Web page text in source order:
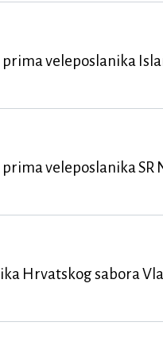
veleposlanika
veleposlanika
Hrvatskog sabora